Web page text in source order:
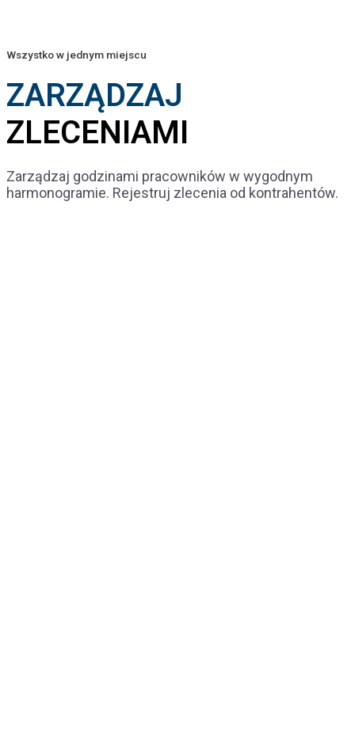
Wszystko w jednym miejscu
ZARZĄDZAJ
ZLECENIAMI
Zarządzaj godzinami pracowników w wygodnym
harmonogramie. Rejestruj zlecenia od kontrahentów.